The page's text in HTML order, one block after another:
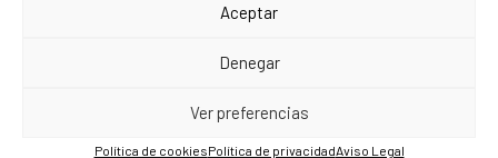
Aceptar
Denegar
Ver preferencias
Política de cookiesPolítica de privacidadAviso Legal